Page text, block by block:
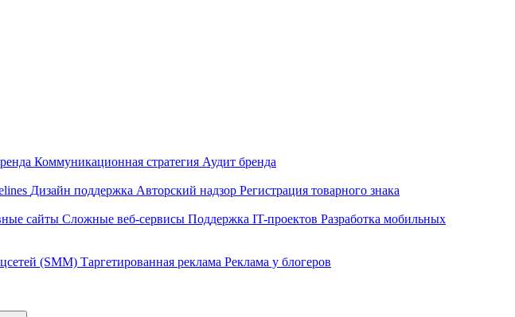
Коммуникационная стратегия Аудит бренда
Дизайн поддержка Авторский надзор Регистрация товарного знака
сайты Сложные веб-сервисы Поддержка IT-проектов Разработка мобильных
(SMM) Таргетированная реклама Реклама у блогеров